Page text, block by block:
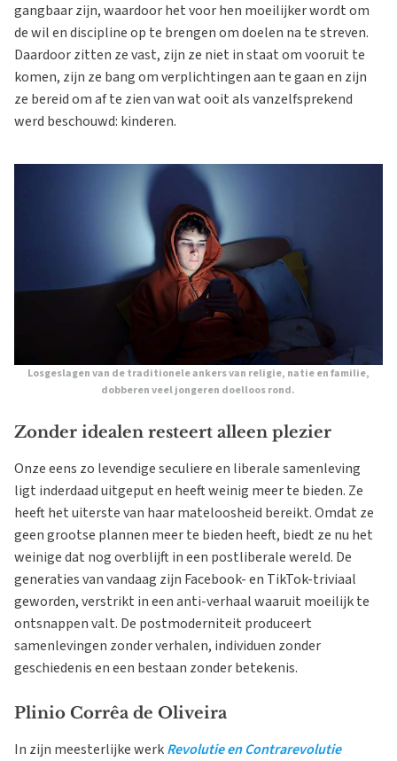
gangbaar zijn, waardoor het voor hen moeilijker wordt om
de wil en discipline op te brengen om doelen na te streven.
Daardoor zitten ze vast, zijn ze niet in staat om vooruit te
komen, zijn ze bang om verplichtingen aan te gaan en zijn
ze bereid om af te zien van wat ooit als vanzelfsprekend
werd beschouwd: kinderen.
Losgeslagen van de traditionele ankers van religie, natie en familie,
dobberen veel jongeren doelloos rond.
Zonder idealen resteert alleen plezier
Onze eens zo levendige seculiere en liberale samenleving
ligt inderdaad uitgeput en heeft weinig meer te bieden. Ze
heeft het uiterste van haar mateloosheid bereikt. Omdat ze
geen grootse plannen meer te bieden heeft, biedt ze nu het
weinige dat nog overblijft in een postliberale wereld. De
generaties van vandaag zijn Facebook- en TikTok-triviaal
geworden, verstrikt in een anti-verhaal waaruit moeilijk te
ontsnappen valt. De postmoderniteit produceert
samenlevingen zonder verhalen, individuen zonder
geschiedenis en een bestaan zonder betekenis.
Plinio Corrêa de Oliveira
In zijn meesterlijke werkRevolutie en Contrarevolutie